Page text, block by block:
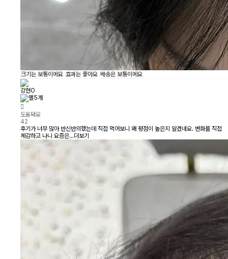
크기는 보통이에요 효과는 좋아요 배송은 보통이에요
강현O
도움돼요
42
후기가 너무 많아 반신반의했는데 직접 먹어보니 왜 평점이 높은지 알겠네요. 변화를 직접
체감하고 나니 요즘은...더보기